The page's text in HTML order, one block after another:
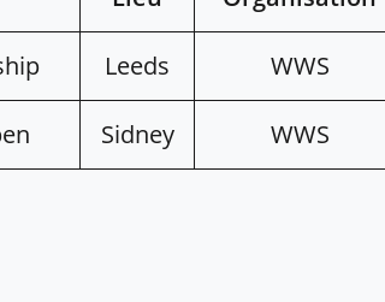
Leeds WWS
Sidney WWS